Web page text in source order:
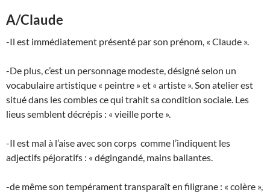
A/Claude
-Il est immédiatement présenté par son prénom, « Claude ».
-De plus, c’est un personnage modeste, désigné selon un
vocabulaire artistique « peintre » et « artiste ». Son atelier est
situé dans les combles ce qui trahit sa condition sociale. Les
lieus semblent décrépis : « vieille porte ».
-Il est mal à l’aise avec son corps comme l’indiquent les
adjectifs péjoratifs : « dégingandé, mains ballantes.
-de même son tempérament transparaît en filigrane : « colère »,